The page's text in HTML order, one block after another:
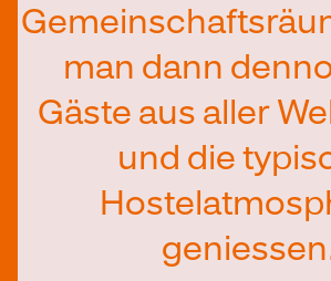
man dann
Gäste aus aller
und die